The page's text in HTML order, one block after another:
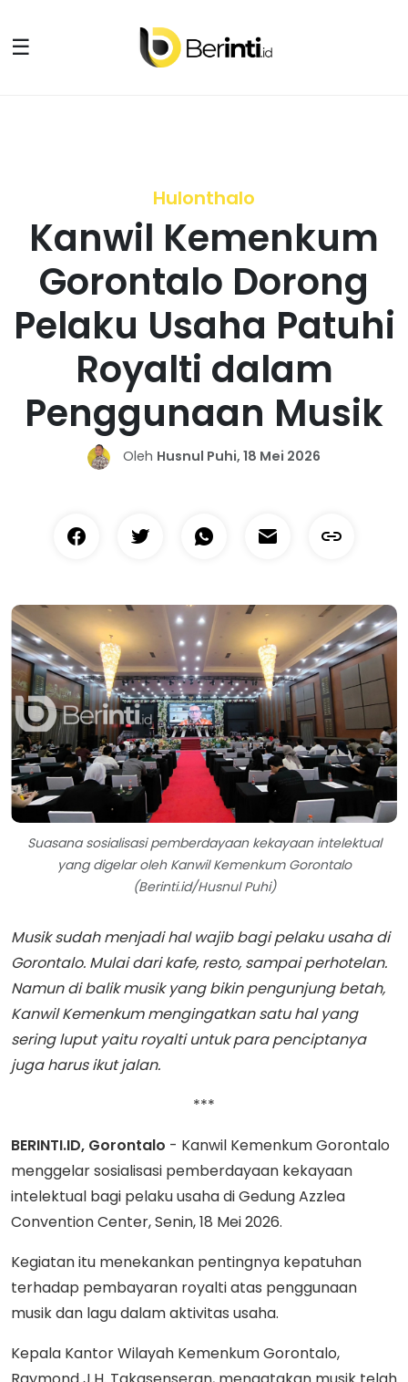
☰
Hulonthalo
Kanwil Kemenkum
Gorontalo Dorong
Pelaku Usaha Patuhi
Royalti dalam
Penggunaan Musik
Oleh Husnul Puhi, 18 Mei 2026
Suasana sosialisasi pemberdayaan kekayaan intelektual
yang digelar oleh Kanwil Kemenkum Gorontalo
(Berinti.id/Husnul Puhi)
Musik sudah menjadi hal wajib bagi pelaku usaha di
Gorontalo. Mulai dari kafe, resto, sampai perhotelan.
Namun di balik musik yang bikin pengunjung betah,
Kanwil Kemenkum mengingatkan satu hal yang
sering luput yaitu royalti untuk para penciptanya
juga harus ikut jalan.
***
BERINTI.ID, Gorontalo - Kanwil Kemenkum Gorontalo
menggelar sosialisasi pemberdayaan kekayaan
intelektual bagi pelaku usaha di Gedung Azzlea
Convention Center, Senin, 18 Mei 2026.
Kegiatan itu menekankan pentingnya kepatuhan
terhadap pembayaran royalti atas penggunaan
musik dan lagu dalam aktivitas usaha.
Kepala Kantor Wilayah Kemenkum Gorontalo,